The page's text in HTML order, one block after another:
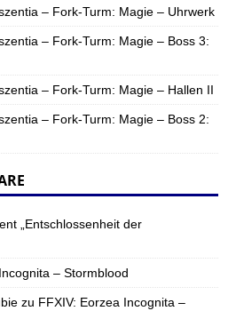
– Fork-Turm: Magie – Uhrwerk
– Fork-Turm: Magie – Boss 3:
– Fork-Turm: Magie – Hallen II
– Fork-Turm: Magie – Boss 2:
„Entschlossenheit der
– Stormblood
zu FFXIV: Eorzea Incognita –